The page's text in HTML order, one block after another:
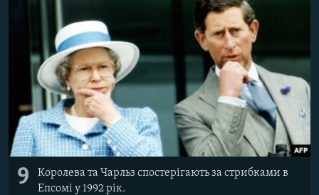
9
Королева та Чарльз спостерігають за стрибками в
Епсомі у 1992 рік.